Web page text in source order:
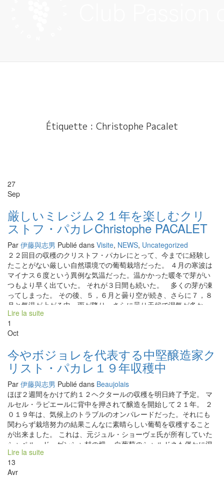
Skip
Étiquette : Christophe Pacalet
27
Sep
厳しいミレジム２１年を楽しむクリ
ストフ・パカレChristophe PACALET
Par 伊藤與志男 Publié dans Visite, NEWS, Uncategorized
２２回目の収穫のクリストフ・パカレにとって、今までに経験し
たことがない厳しい自然環境での葡萄栽培だった。 ４月の寒波は
マイナス６度という異例な気温だった。温かかった暖冬で芽がい
つもより早く出ていた。 それが３日間も続いた。 多くの芽が凍
ってしまった。 その後、５，６月と曇り空が続き、さらに７，８
月と気温が上がる中、雨が降り、さらに曇り天候で湿気が多かっ
た。 ウドンコ病を筆頭に、色々な病気が発生した。 まるで、葡萄
栽培上の“トラブル”のオンパレードと云ってもいいほどだった。 .
天が与えてくれた試練をすべて受け容れて、できうるすべてを尽
なった。 . 傷んだ葡萄も存在するけど、自分がすべてを尽くした結
果の葡萄を手に、笑顔のクリストフがそこに居た。 . 厳しい葡萄栽
培で、無理をしたクリストフ、膝を痛めてビッコをひいていた。
（医者からは安静にしているように、との指示も出ているけどそ
れもならず） この忙しい時期に、思うように動けないジレンマも
受け容れているクリストフだった。 . 自分で動きたい動作も人に頼
まないとできない状況の中、モクモクと仕事をこなしていた。 . ク
リストフ 『今年もこの天が与えてくれたこの葡萄で、日本の皆さ
んに喜んでもらえるワインを造ってみせるよ！ 今年こそ、ガメ
ーのヌーヴォーらしい、軽快でスイスイ体に入っていく典型的な
スタイルになりそうだよ！』 . 一段と“人間”が大きくなったクリス
トフがそこにいた。 . そんなクリストフが造る２０２１年のワイ
ン、エモーショナルな美味しいワインになりそうだ！ 朝日を体全
Lire la suite
1
Oct
今やボジョレを代表する中堅醸造家ク
リスト・パカレ１９年収穫中
Par 伊藤與志男 Publié dans Beaujolais
ほぼ２週間をかけて約１２ヘクタールの収穫を明日終了予定。 マ
ルセル・ラピエールに背中を押されて醸造を開始して２１年。 ２
０１９年は、気候上のトラブルのオンパレードだった。それにも
関わらず栽培努力の結果こんなに素晴らしい葡萄を収穫すること
が出来ました。 これは、元ジュル・ショーヴェ氏が所有していた
シャペル・ド・ゲンシャ村の畑。 白葡萄のシャルドネも僅かに混
植されている。 自社畑のフルーリが5ヘクタールと借りている畑な
どすべて入れると約１２ヘクタールほどの規模になった。 ２０名
ほどの収穫人と共に１５日間かけて丁寧に確実にいい葡萄を収穫
Lire la suite
13
Avr